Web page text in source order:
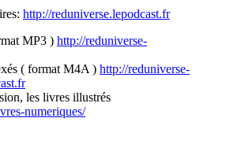
http://reduniverse.lepodcast.fr
MP3 ) http://reduniverse-
( format M4A ) http://reduniverse-
les livres illustrés
numeriques/